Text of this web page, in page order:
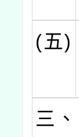
(五)
三、